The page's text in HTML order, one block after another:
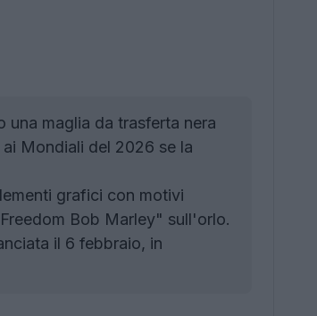
una maglia da trasferta nera
Mondiali del 2026 se la
grafici con motivi
Bob Marley" sull'orlo.
il 6 febbraio, in